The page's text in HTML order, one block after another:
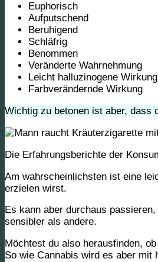
Euphorisch
Aufputschend
Beruhigend
Schläfrig
Benommen
Veränderte Wahrnehmung
Leicht halluzinogene Wirkung
Farbverändernde Wirkung
Wichtig zu betonen ist aber, dass
Die Erfahrungsberichte der
Am wahrscheinlichsten ist eine
erzielen wirst.
Es kann aber durchaus
sensibler als andere.
Möchtest du also herausfinden,
So wie Cannabis wird es aber mit